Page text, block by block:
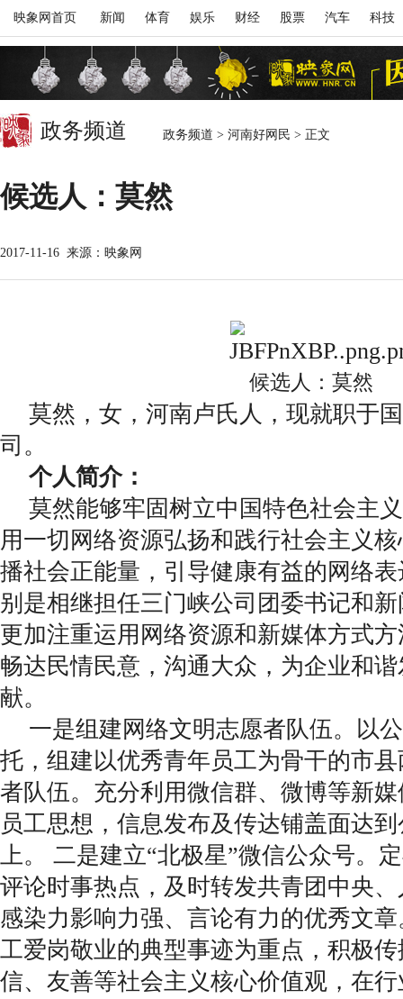
映象网首页 新闻 体育 娱乐 财经 股票 汽车 科技
政务频道 政务频道 > 河南好网民 > 正文
候选人：莫然
2017-11-16 来源：映象网
候选人：莫然
莫然，女，河南卢氏人，现就职于
司。
个人简介：
莫然能够牢固树立中国特色社会主
用一切网络资源弘扬和践行社会主义
播社会正能量，引导健康有益的网络
别是相继担任三门峡公司团委书记和
更加注重运用网络资源和新媒体方式
畅达民情民意，沟通大众，为企业和
献。
一是组建网络文明志愿者队伍。以
托，组建以优秀青年员工为骨干的市
者队伍。充分利用微信群、微博等新
员工思想，信息发布及传达铺盖面达
上。 二是建立“北极星”微信公众号。
评论时事热点，及时转发共青团中央
感染力影响力强、言论有力的优秀文
工爱岗敬业的典型事迹为重点，积极
信、友善等社会主义核心价值观，在